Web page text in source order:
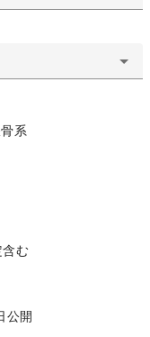
系
含む
公開